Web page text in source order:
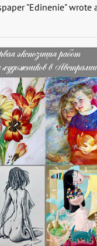
"Edinenie" wrote